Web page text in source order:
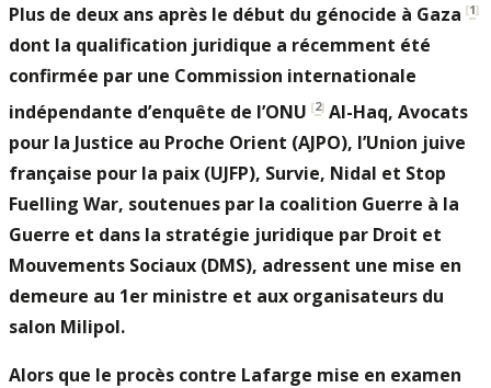
Plus de deux ans après le début du génocide à Gaza [1]
dont la qualification juridique a récemment été
confirmée par une Commission internationale
indépendante d’enquête de l’ONU [2] Al-Haq, Avocats
pour la Justice au Proche Orient (AJPO), l’Union juive
française pour la paix (UJFP), Survie, Nidal et Stop
Fuelling War, soutenues par la coalition Guerre à la
Guerre et dans la stratégie juridique par Droit et
Mouvements Sociaux (DMS), adressent une mise en
demeure au 1er ministre et aux organisateurs du
salon Milipol.
Alors que le procès contre Lafarge mise en examen